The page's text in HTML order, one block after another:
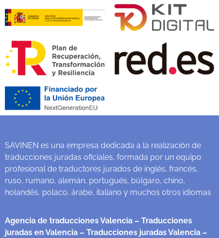
SAVINEN es una empresa dedicada a la realización de
traducciones juradas oficiales, formada por un equipo
profesional de traductores jurados de inglés, francés,
ruso, rumano, alemán, portugués, búlgaro, chino,
holandés, polaco, árabe, italiano y muchos otros idiomas
Agencia de traducciones Valencia – Traducciones
juradas en Valencia – Traducciones juradas Valencia –